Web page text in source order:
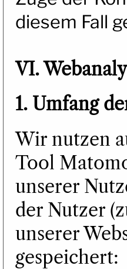
diesem Fall
VI.
1. Umfang
Wir nutzen
Tool
unserer
der Nutzer
unserer
gespeichert: